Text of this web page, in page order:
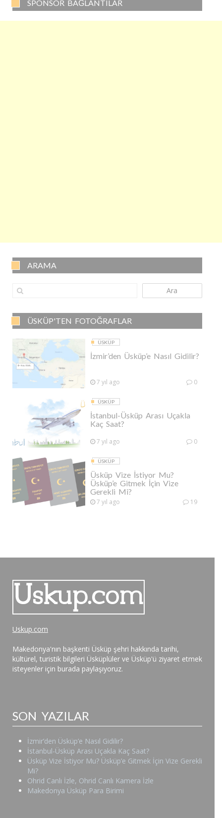
SPONSOR BAĞLANTILAR
ARAMA
Ara
ÜSKÜP'TEN FOTOĞRAFLAR
ÜSKÜP
İzmir’den Üsküp’e Nasıl Gidilir?
7 yıl ago 0
ÜSKÜP
İstanbul-Üsküp Arası Uçakla
Kaç Saat?
7 yıl ago 0
ÜSKÜP
Üsküp Vize İstiyor Mu?
Üsküp’e Gitmek İçin Vize
Gerekli Mi?
7 yıl ago 19
Uskup.com
Makedonya'nın başkenti Üsküp şehri hakkında tarihi,
kültürel, turistik bilgileri Üsküplüler ve Üsküp'ü ziyaret etmek
isteyenler için burada paylaşıyoruz.
SON YAZILAR
İzmir’den Üsküp’e Nasıl Gidilir?
İstanbul-Üsküp Arası Uçakla Kaç Saat?
Üsküp Vize İstiyor Mu? Üsküp’e Gitmek İçin Vize Gerekli
Mi?
Ohrid Canlı İzle, Ohrid Canlı Kamera İzle
Makedonya Üsküp Para Birimi